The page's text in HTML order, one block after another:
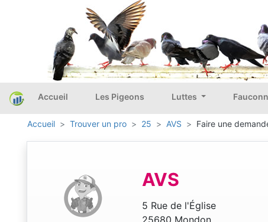
Accueil Les Pigeons Luttes
Accueil Trouver un pro 25 AVS Faire une
AVS
5 Rue de l'Église